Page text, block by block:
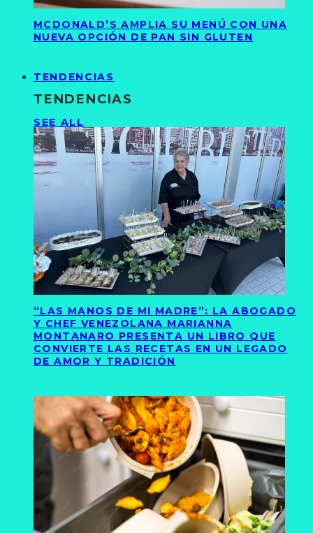
MCDONALD’S AMPLIA SU MENÚ CON UNA
NUEVA OPCIÓN DE PAN SIN GLUTEN
TENDENCIAS
TENDENCIAS
SEE ALL
“LAS MANOS DE MI MADRE”: LA ABOGADO
Y CHEF VENEZOLANA MARIANNA
MONTANARO PRESENTA UN LIBRO QUE
CONVIERTE LAS RECETAS EN UN LEGADO
DE AMOR Y TRADICIÓN